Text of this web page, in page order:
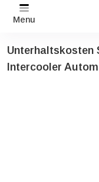
Menu
Unterhaltskosten
Intercooler